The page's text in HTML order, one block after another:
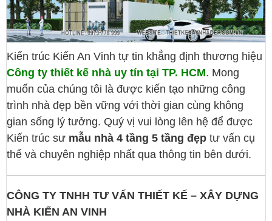
Kiến trúc Kiến An Vinh tự tin khẳng định thương hiệu
Công ty thiết kế nhà uy tín tại TP. HCM. Mong
muốn của chúng tôi là được kiến tạo những công
trình nhà đẹp bền vững với thời gian cùng không
gian sống lý tưởng. Quý vị vui lòng lên hệ để được
Kiến trúc sư mẫu nhà 4 tầng 5 tầng đẹp tư vấn cụ
thể và chuyên nghiệp nhất qua thông tin bên dưới.
CÔNG TY TNHH TƯ VẤN THIẾT KẾ – XÂY DỰNG
NHÀ KIẾN AN VINH